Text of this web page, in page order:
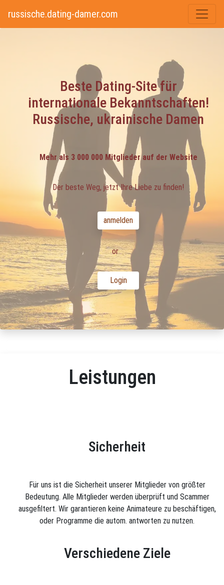
russische.dating-damer.com
Beste Dating-Site für
internationale Bekanntschaften!
Russische, ukrainische Damen
Mehr als 3 000 000 Mitglieder auf der Website
Der beste Weg, jetzt Ihre Liebe zu finden!
anmelden
or
Login
Leistungen
Sicherheit
Für uns ist die Sicherheit unserer Mitglieder von größter
Bedeutung. Alle Mitglieder werden überprüft und Scammer
ausgefiltert. Wir garantieren keine Animateure zu beschäftigen,
oder Programme die autom. antworten zu nutzen.
Verschiedene Ziele